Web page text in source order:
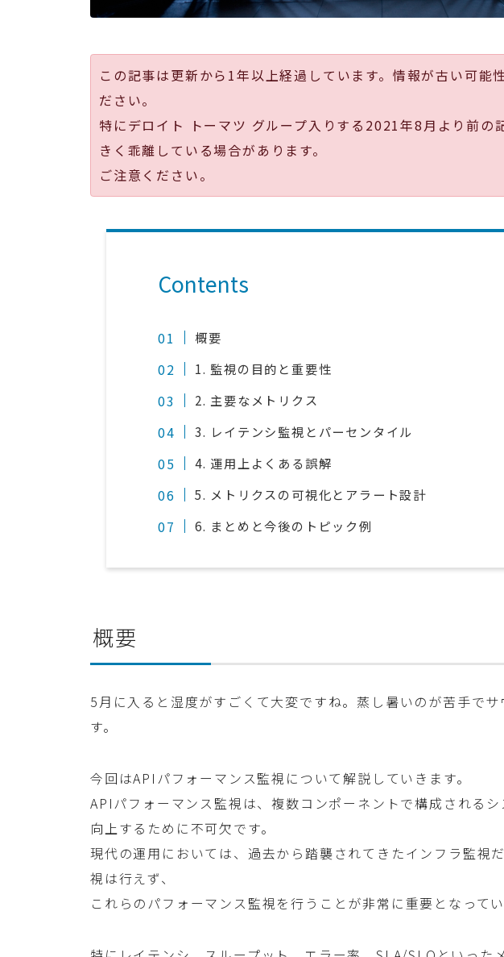
この記事は更新から1年以上経過しています。情報が古い可能
ださい。
特にデロイト トーマツ グループ入りする2021年8月より前の
きく乖離している場合があります。
ご注意ください。
Contents
概要
1. 監視の目的と重要性
2. 主要なメトリクス
3. レイテンシ監視とパーセンタイル
4. 運用上よくある誤解
5. メトリクスの可視化とアラート設計
6. まとめと今後のトピック例
概要
5月に入ると湿度がすごくて大変ですね。蒸し暑いのが苦手で
す。
今回はAPIパフォーマンス監視について解説していきます。
APIパフォーマンス監視は、複数コンポーネントで構成されるシ
向上するために不可欠です。
現代の運用においては、過去から踏襲されてきたインフラ監視
視は行えず、
これらのパフォーマンス監視を行うことが非常に重要となってい